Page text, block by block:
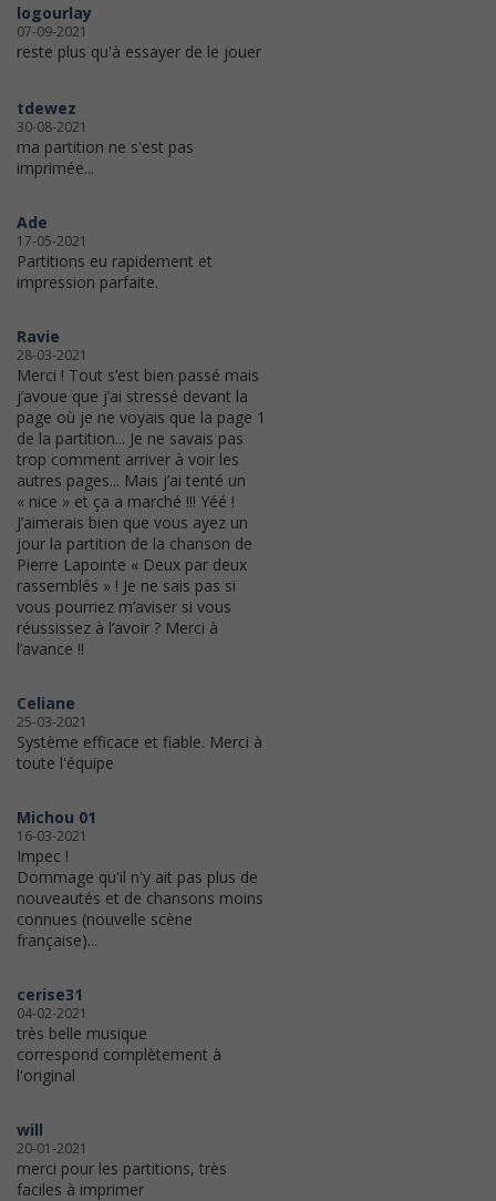
logourlay
07-09-2021
reste plus qu'à essayer de le jouer
tdewez
30-08-2021
ma partition ne s'est pas
imprimée...
Ade
17-05-2021
Partitions eu rapidement et
impression parfaite.
Ravie
28-03-2021
Merci ! Tout s’est bien passé mais
j’avoue que j’ai stressé devant la
page où je ne voyais que la page 1
de la partition... Je ne savais pas
trop comment arriver à voir les
autres pages... Mais j’ai tenté un
« nice » et ça a marché !!! Yéé !
J’aimerais bien que vous ayez un
jour la partition de la chanson de
Pierre Lapointe « Deux par deux
rassemblés » ! Je ne sais pas si
vous pourriez m’aviser si vous
réussissez à l’avoir ? Merci à
l’avance !!
Celiane
25-03-2021
Système efficace et fiable. Merci à
toute l'équipe
Michou 01
16-03-2021
Impec !
Dommage qu'il n'y ait pas plus de
nouveautés et de chansons moins
connues (nouvelle scène
française)...
cerise31
04-02-2021
très belle musique
correspond complètement à
l'original
will
20-01-2021
merci pour les partitions, très
faciles à imprimer